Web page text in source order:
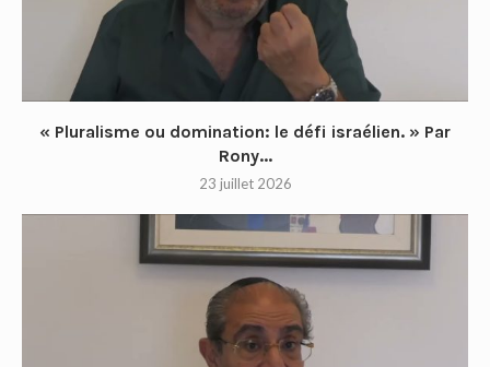
« Pluralisme ou domination: le défi israélien. » Par
Rony...
23 juillet 2026